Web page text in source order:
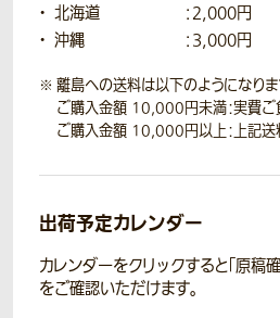
北海道
：2,000円
沖縄
：3,000円
離島への送料は以下のようになりま
ご購入金額 10,000円未満：実費ご
ご購入金額 10,000円以上：上記送
出荷予定カレンダー
カレンダーをクリックすると「原稿
をご確認いただけます。